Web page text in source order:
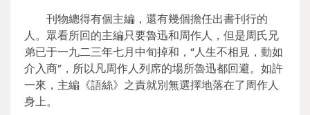
刊物總得有個主編，還有幾個擔任出書刊行的
人。眾看所回的主編只要魯迅和周作人，但是周氏兄
弟已于一九二三年七月中旬掉和，“人生不相見，動如
介入商”，所以凡周作人列席的場所魯迅都回避。如許
一來，主編《語絲》之責就別無選擇地落在了周作人
身上。